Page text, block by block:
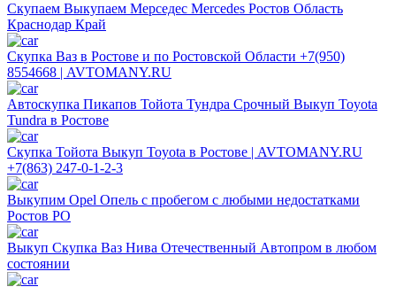
Скупаем Выкупаем Мерседес Mercedes Ростов Область
Краснодар Край
Скупка Ваз в Ростове и по Ростовской Области +7(950)
8554668 | AVTOMANY.RU
Автоскупка Пикапов Тойота Тундра Срочный Выкуп Toyota
Tundra в Ростове
Скупка Тойота Выкуп Toyota в Ростове | AVTOMANY.RU
+7(863) 247-0-1-2-3
Выкупим Opel Опель с пробегом с любыми недостатками
Ростов РО
Выкуп Скупка Ваз Нива Отечественный Автопром в любом
состоянии